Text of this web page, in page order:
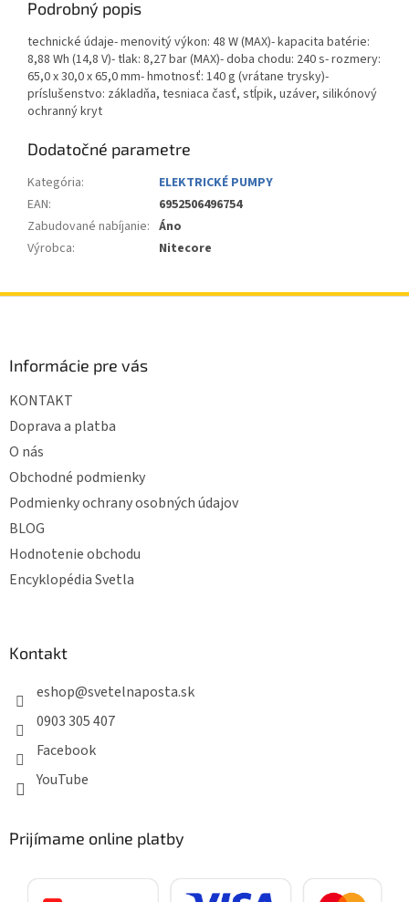
Podrobný popis
technické údaje- menovitý výkon: 48 W (MAX)- kapacita batérie:
8,88 Wh (14,8 V)- tlak: 8,27 bar (MAX)- doba chodu: 240 s- rozmery:
65,0 x 30,0 x 65,0 mm- hmotnosť: 140 g (vrátane trysky)-
príslušenstvo: základňa, tesniaca časť, stĺpik, uzáver, silikónový
ochranný kryt
Dodatočné parametre
Kategória:
ELEKTRICKÉ PUMPY
EAN:
6952506496754
Zabudované nabíjanie: Áno
Výrobca: Nitecore
Informácie pre vás
KONTAKT
Doprava a platba
O nás
Obchodné podmienky
Podmienky ochrany osobných údajov
BLOG
Hodnotenie obchodu
Encyklopédia Svetla
Kontakt
eshop@svetelnaposta.sk
0903 305 407
Facebook
YouTube
Prijímame online platby